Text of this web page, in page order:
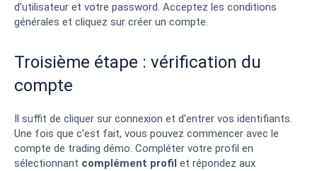
d’utilisateur et votre password. Acceptez les conditions
générales et cliquez sur créer un compte.
Troisième étape : vérification du
compte
Il suffit de cliquer sur connexion et d’entrer vos identifiants.
Une fois que c’est fait, vous pouvez commencer avec le
compte de trading démo. Compléter votre profil en
sélectionnant complément profil et répondez aux